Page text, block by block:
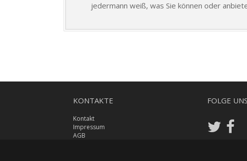
jedermann weiß, was Sie können oder
KONTAKTE
Kontakt
Impressum
AGB
FOLGE UNS